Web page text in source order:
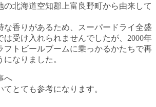
の北海道空知郡上富良野町から由来して
な香りがあるため、スーパードライ全盛
は受け入れられませんでしたが、2000年
フトビールブームに乗っかるかたちで再
なりました。
へ
とても参考になります。